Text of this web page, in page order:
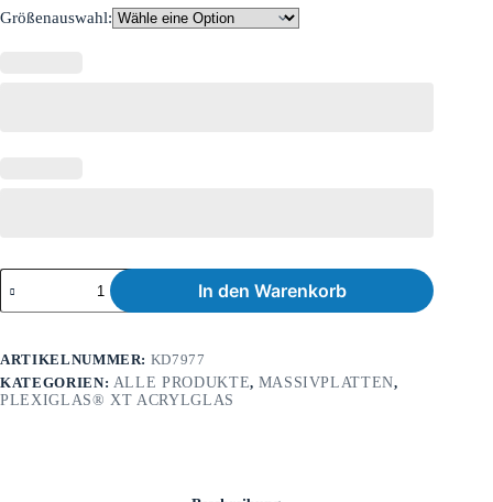
Größenauswahl:
In den Warenkorb
ARTIKELNUMMER: KD7977
KATEGORIEN: ALLE PRODUKTE, MASSIVPLATTEN,
PLEXIGLAS® XT ACRYLGLAS